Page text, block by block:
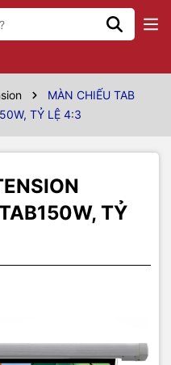
MÀN CHIẾU TAB
TỶ LỆ 4:3
TỶ
2m29
White